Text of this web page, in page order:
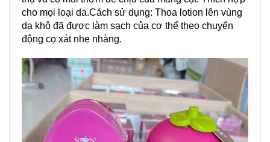
cho mọi loại da.Cách sử dụng: Thoa lotion lên vùng
da khô đã được làm sạch của cơ thể theo chuyển
động cọ xát nhẹ nhàng.